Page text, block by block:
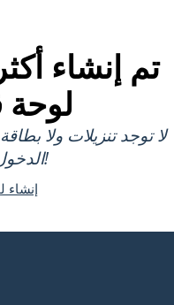
تم إنشاء
لا توجد تنزيلات ولا
الدخول للمحاولة!
إنشاء